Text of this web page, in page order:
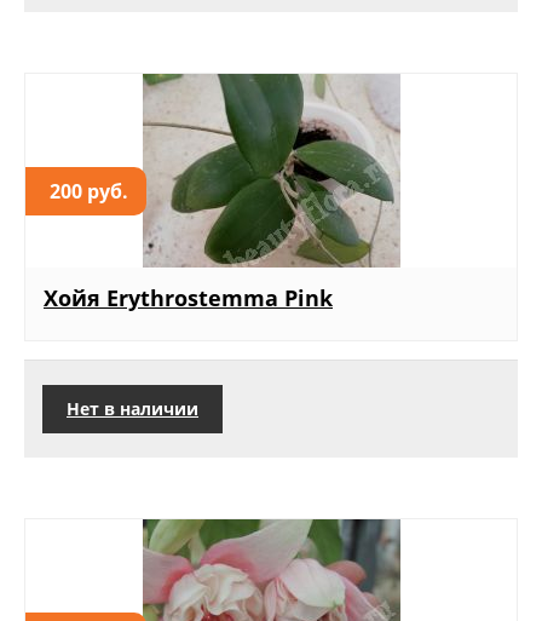
200 руб.
Хойя Erythrostemma Pink
Нет в наличии